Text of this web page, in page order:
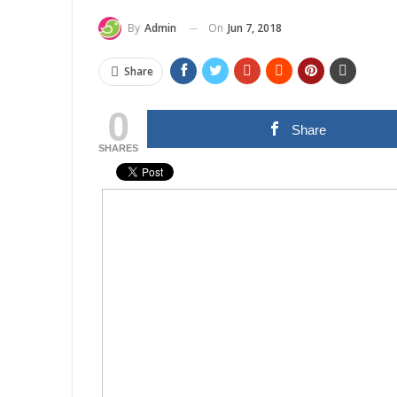
By Admin On Jun 7, 2018
Share
0
SHARES
Share